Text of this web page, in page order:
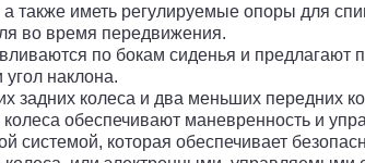
иметь регулируемые опоры для
во время передвижения.
по бокам сиденья и предлагают
наклона.
колеса и два меньших передних
обеспечивают маневренность и
которая обеспечивает